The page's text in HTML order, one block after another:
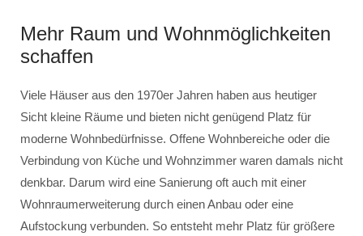
Mehr Raum und Wohnmöglichkeiten
schaffen
Viele Häuser aus den 1970er Jahren haben aus heutiger
Sicht kleine Räume und bieten nicht genügend Platz für
moderne Wohnbedürfnisse. Offene Wohnbereiche oder die
Verbindung von Küche und Wohnzimmer waren damals nicht
denkbar. Darum wird eine Sanierung oft auch mit einer
Wohnraumerweiterung durch einen Anbau oder eine
Aufstockung verbunden. So entsteht mehr Platz für größere